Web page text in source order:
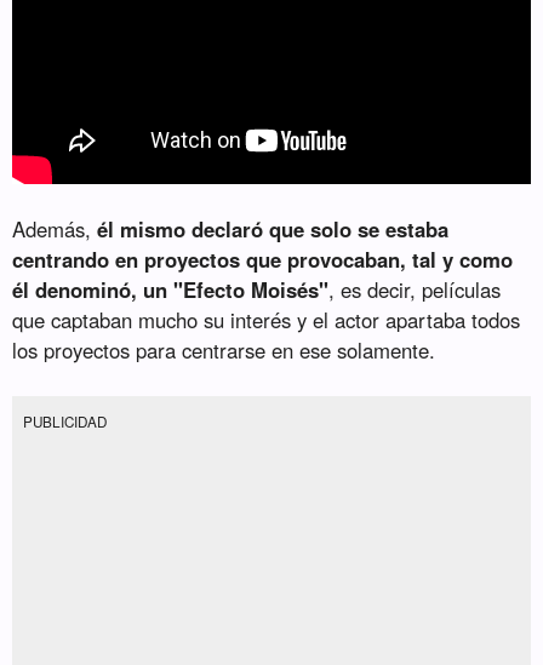
Además,él mismo declaró que solo se estaba
centrando en proyectos que provocaban, tal y como
él denominó, un "Efecto Moisés", es decir, películas
que captaban mucho su interés y el actor apartaba todos
los proyectos para centrarse en ese solamente.
PUBLICIDAD